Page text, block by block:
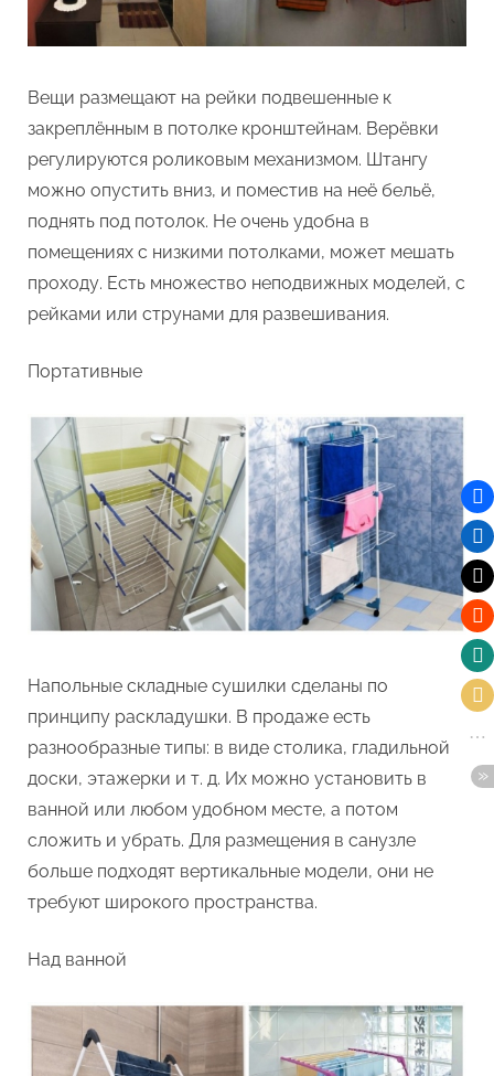
Вещи размещают на рейки подвешенные к
закреплённым в потолке кронштейнам. Верёвки
регулируются роликовым механизмом. Штангу
можно опустить вниз, и поместив на неё бельё,
поднять под потолок. Не очень удобна в
помещениях с низкими потолками, может мешать
проходу. Есть множество неподвижных моделей, с
рейками или струнами для развешивания.
Портативные
Напольные складные сушилки сделаны по
принципу раскладушки. В продаже есть
разнообразные типы: в виде столика, гладильной
доски, этажерки и т. д. Их можно установить в
ванной или любом удобном месте, а потом
сложить и убрать. Для размещения в санузле
больше подходят вертикальные модели, они не
требуют широкого пространства.
Над ванной